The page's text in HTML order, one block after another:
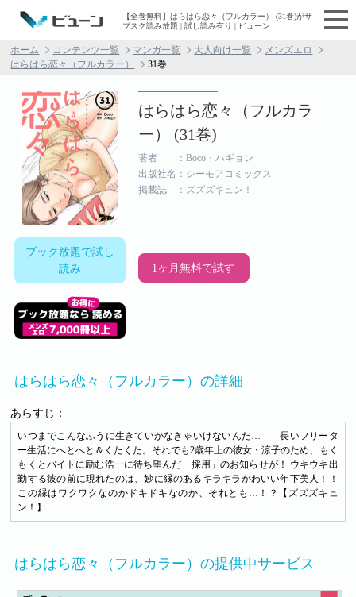
【全巻無料】はらはら恋々（フルカラー） (31巻)がサ
ブスク読み放題 | 試し読み有り | ビューン
ホーム コンテンツ一覧 マンガ一覧 大人向け一覧
メンズエロ
はらはら恋々（フルカラー）
31巻
ブック放題で試し
読み
はらはら恋々（フルカラ
ー） (31巻)
著者 ：Boco・ハギョン
出版社名：シーモアコミックス
掲載誌 ：ズズズキュン！
1ヶ月無料で試す
はらはら恋々（フルカラー）の詳細
あらすじ：
いつまでこんなふうに生きていかなきゃいけないんだ…――長いフリータ
ー生活にへとへと＆くたくた。それでも2歳年上の彼女・涼子のため、もく
もくとバイトに励む浩一に待ち望んだ「採用」のお知らせが！ ウキウキ出
勤する彼の前に現れたのは、妙に縁のあるキラキラかわいい年下美人！！
この縁はワクワクなのかドキドキなのか、それとも…！？【ズズズキュ
ン！】
はらはら恋々（フルカラー）の提供中サービス